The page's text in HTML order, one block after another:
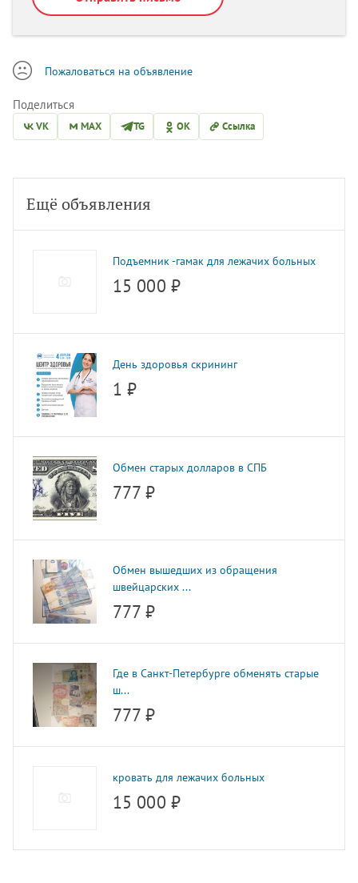
Пожаловаться на объявление
Поделиться
VK MAX TG OK Ссылка
Ещё объявления
Подъемник -гамак для лежачих больных
15 000 ₽
День здоровья скрининг
1 ₽
Обмен старых долларов в СПБ
777 ₽
Обмен вышедших из обращения
швейцарских ...
777 ₽
Где в Санкт-Петербурге обменять старые
ш...
777 ₽
кровать для лежачих больных
15 000 ₽